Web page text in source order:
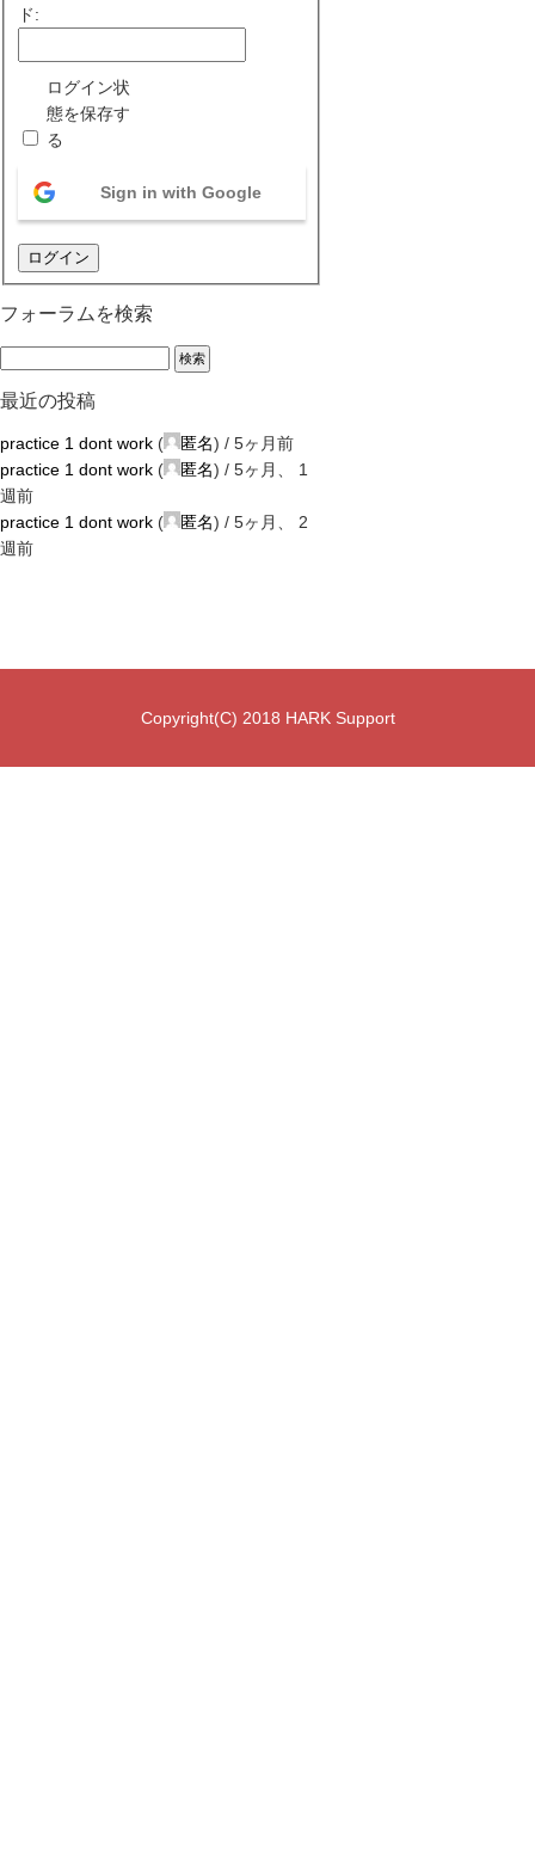
ド:
ログイン状
態を保存す
る
Sign in with Google
ログイン
フォーラムを検索
最近の投稿
practice 1 dont work ( 匿名) / 5ヶ月前
practice 1 dont work ( 匿名) / 5ヶ月、 1
週前
practice 1 dont work ( 匿名) / 5ヶ月、 2
週前
Copyright(C) 2018 HARK Support